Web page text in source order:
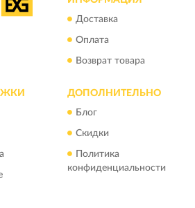
Доставка
Оплата
Возврат товара
ДОПОЛНИТЕЛЬНО
Блог
Скидки
Политика
конфиденциальности